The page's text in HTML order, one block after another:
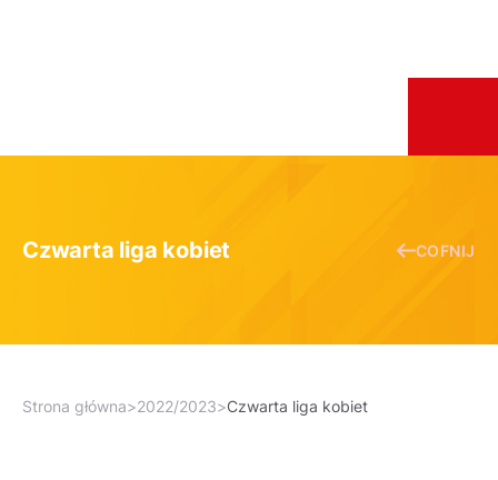
Czwarta liga kobiet COFNIJ
Strona główna>2022/2023>Czwarta liga kobiet